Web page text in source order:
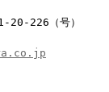
20-226（号）